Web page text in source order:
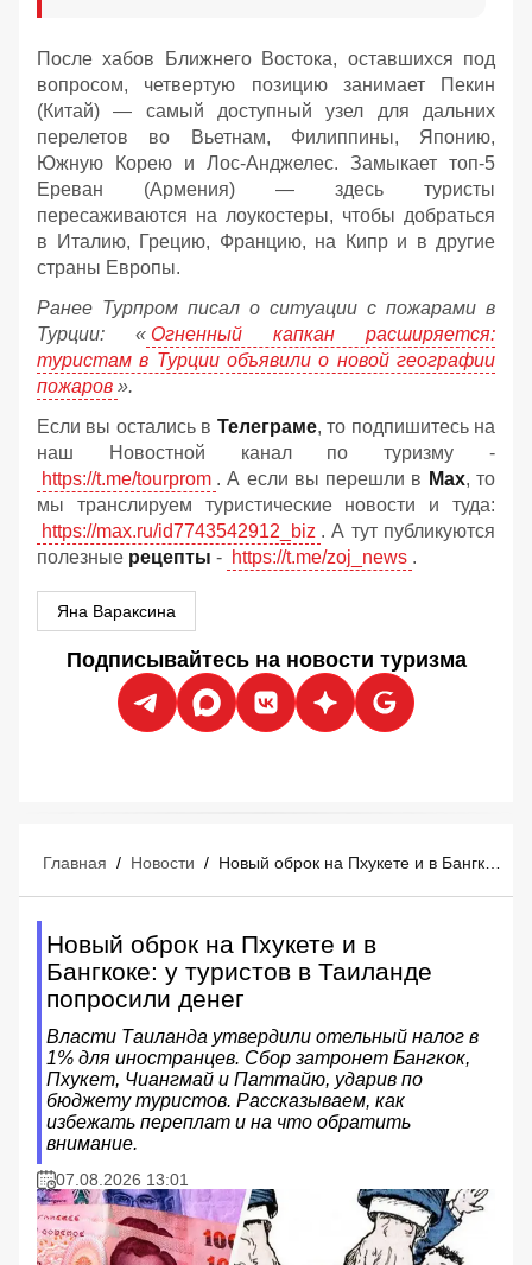
После хабов Ближнего Востока, оставшихся под
вопросом, четвертую позицию занимает Пекин
(Китай) — самый доступный узел для дальних
перелетов во Вьетнам, Филиппины, Японию,
Южную Корею и Лос-Анджелес. Замыкает топ-5
Ереван (Армения) — здесь туристы
пересаживаются на лоукостеры, чтобы добраться
в Италию, Грецию, Францию, на Кипр и в другие
страны Европы.
Ранее Турпром писал о ситуации с пожарами в
Турции: « Огненный капкан расширяется:
туристам в Турции объявили о новой географии
пожаров ».
Если вы остались в Телеграме, то подпишитесь на
наш Новостной канал по туризму -
https://t.me/tourprom . А если вы перешли в Мах, то
мы транслируем туристические новости и туда:
https://max.ru/id7743542912_biz . А тут публикуются
полезные рецепты - https://t.me/zoj_news .
Яна Вараксина
Подписывайтесь на новости туризма
Главная / Новости / Новый оброк на Пхукете и в Бангкоке: у туристов в Таиланде попросили денег
Новый оброк на Пхукете и в
Бангкоке: у туристов в Таиланде
попросили денег
Власти Таиланда утвердили отельный налог в
1% для иностранцев. Сбор затронет Бангкок,
Пхукет, Чиангмай и Паттайю, ударив по
бюджету туристов. Рассказываем, как
избежать переплат и на что обратить
внимание.
07.08.2026 13:01